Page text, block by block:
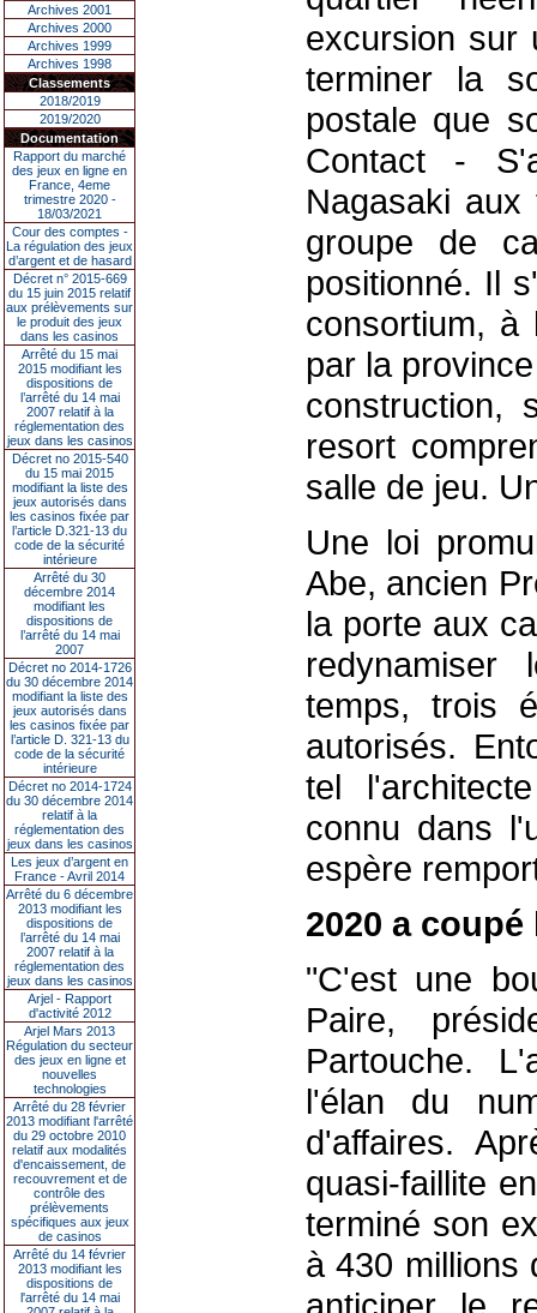
Archives 2001
Archives 2000
Archives 1999
Archives 1998
Classements
2018/2019
2019/2020
Documentation
Rapport du marché
des jeux en ligne en
France, 4eme
trimestre 2020 -
18/03/2021
Cour des comptes -
La régulation des jeux
d’argent et de hasard
Décret n° 2015-669
du 15 juin 2015 relatif
aux prélèvements sur
le produit des jeux
dans les casinos
Arrêté du 15 mai
2015 modifiant les
dispositions de
l’arrêté du 14 mai
2007 relatif à la
réglementation des
jeux dans les casinos
Décret no 2015-540
du 15 mai 2015
modifiant la liste des
jeux autorisés dans
les casinos fixée par
l’article D.321-13 du
code de la sécurité
intérieure
Arrêté du 30
décembre 2014
modifiant les
dispositions de
l’arrêté du 14 mai
2007
Décret no 2014-1726
du 30 décembre 2014
modifiant la liste des
jeux autorisés dans
les casinos fixée par
l’article D. 321-13 du
code de la sécurité
intérieure
Décret no 2014-1724
du 30 décembre 2014
relatif à la
réglementation des
jeux dans les casinos
Les jeux d’argent en
France - Avril 2014
Arrêté du 6 décembre
2013 modifiant les
dispositions de
l’arrêté du 14 mai
2007 relatif à la
réglementation des
jeux dans les casinos
Arjel - Rapport
d'activité 2012
Arjel Mars 2013
Régulation du secteur
des jeux en ligne et
nouvelles
technologies
Arrêté du 28 février
2013 modifiant l'arrêté
du 29 octobre 2010
relatif aux modalités
d'encaissement, de
recouvrement et de
contrôle des
prélèvements
spécifiques aux jeux
de casinos
Arrêté du 14 février
2013 modifiant les
dispositions de
l'arrêté du 14 mai
excursion sur
terminer la
postale que
Contact -
Nagasaki
groupe de
positionné. Il
consortium,
par la
construction,
resort
salle de jeu.
Une loi
Abe, ancien
la porte aux
temps, trois
autorisés.
tel
connu dans
espère
2020 a
"C'est une
Paire,
Partouche.
l'élan du
d'affaires.
quasi-faillite
terminé son
à 430 millions